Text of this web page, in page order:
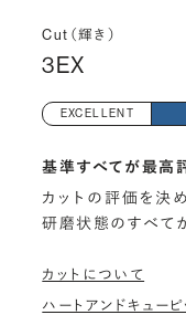
Cut（輝き）
3EX
EXCELLENT
基準すべてが最高
カットの評価を決
研磨状態のすべて
カットについて
ハートアンドキューピ